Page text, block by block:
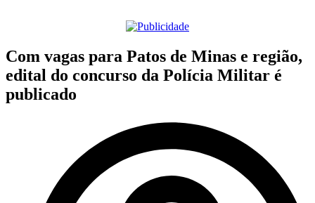
Com vagas para Patos de Minas e região,
edital do concurso da Polícia Militar é
publicado